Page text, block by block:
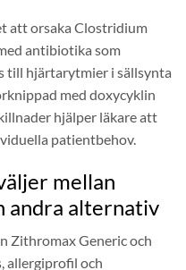
att orsaka Clostridium
antibiotika som
till hjärtarytmier i sällsynta
med doxycyklin
hjälper läkare att
patientbehov.
mellan
andra alternativ
Zithromax Generic och
allergiprofil och